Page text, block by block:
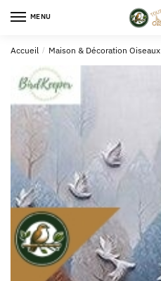
MENU
Accueil / Maison & Décoration Oiseaux